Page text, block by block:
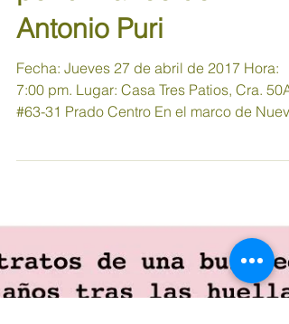
HMENT, Exposición y
Antonio Puri
Fecha: Jueves 27 de abril de 2017 Hora: